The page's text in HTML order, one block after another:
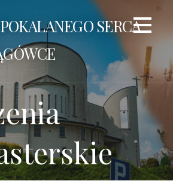
SERCA